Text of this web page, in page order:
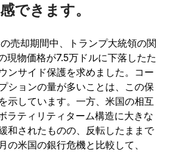
できます。
売却期間中、トランプ大統領の関
現物価格が7.5万ドルに下落したた
ンサイド保護を求めました。コー
ションの量が多いことは、この保
示しています。一方、米国の相互
ラティリティターム構造に大きな
和されたものの、反転したままで
米国の銀行危機と比較して、